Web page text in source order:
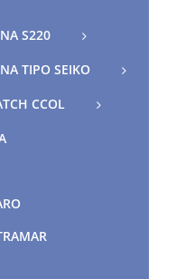
S220
TIPO SEIKO
CCOL